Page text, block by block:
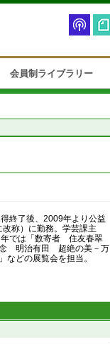
会員制ライブラリー
終了後、2009年より公益
称）に勤務。学芸課主
年では「数寄者 住友春翠
念 明治有田 超絶の美－万
どの展覧会を担当。